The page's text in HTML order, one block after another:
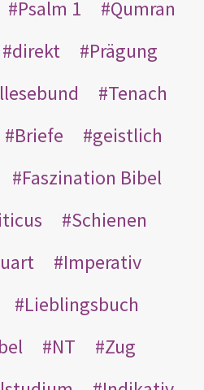
Psalm 1
Qumran
direkt
Prägung
Tenach
Briefe
geistlich
Faszination Bibel
Schienen
Imperativ
Lieblingsbuch
NT
Zug